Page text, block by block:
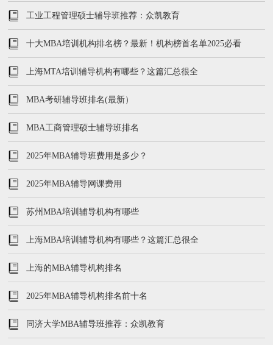
工业工程管理硕士辅导班推荐：众凯教育
十大MBA培训机构排名榜？最新！机构榜首名单2025必看
上海MTA培训辅导机构有哪些？这篇汇总很全
MBA考研辅导班排名(最新）
MBA工商管理硕士辅导班排名
2025年MBA辅导班费用是多少？
2025年MBA辅导网课费用
苏州MBA培训辅导机构有哪些
上海MBA培训辅导机构有哪些？这篇汇总很全
上海的MBA辅导机构排名
2025年MBA辅导机构排名前十名
同济大学MBA辅导班推荐：众凯教育